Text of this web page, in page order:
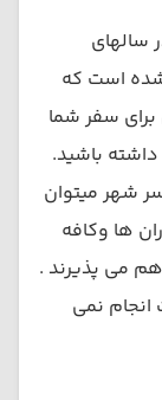
سالهای
است که
برای سفر شما
داشته باشید.
شهر میتوان
ها وکافه
هم می پذیرند .
نمی